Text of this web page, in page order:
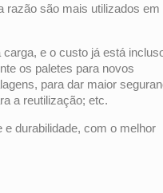
razão são mais utilizados em
e o custo já está
os paletes para novos
para dar maior
a reutilização; etc.
durabilidade, com o melhor